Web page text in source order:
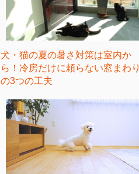
犬・猫の夏の暑さ対策は室内か
ら！冷房だけに頼らない窓まわり
の3つの工夫